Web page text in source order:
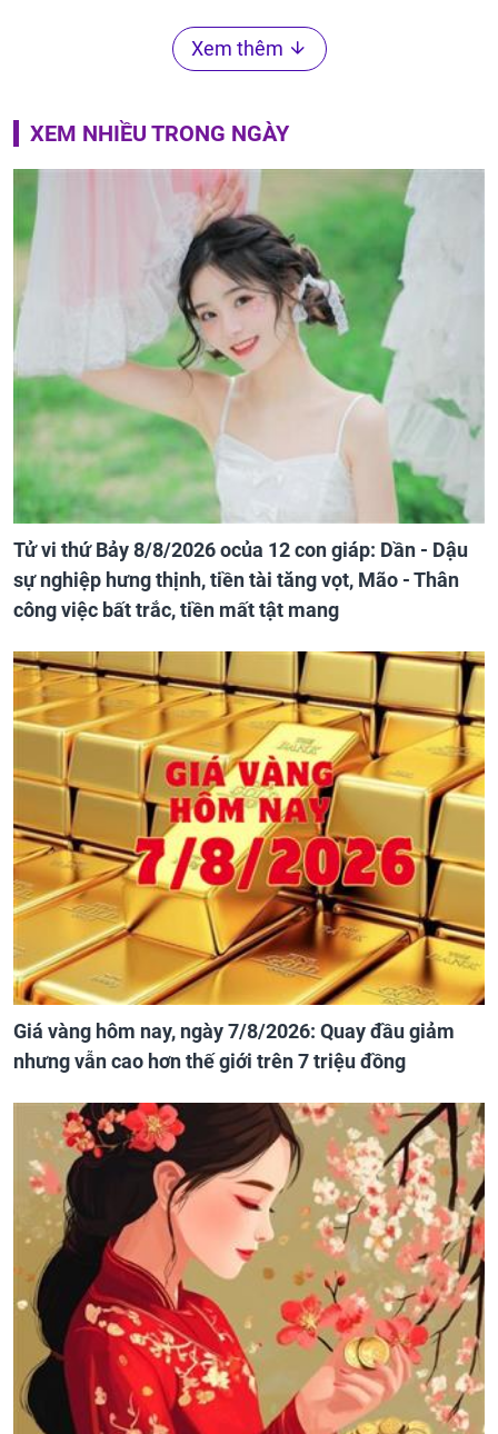
Xem thêm
XEM NHIỀU TRONG NGÀY
Tử vi thứ Bảy 8/8/2026 ocủa 12 con giáp: Dần - Dậu
sự nghiệp hưng thịnh, tiền tài tăng vọt, Mão - Thân
công việc bất trắc, tiền mất tật mang
Giá vàng hôm nay, ngày 7/8/2026: Quay đầu giảm
nhưng vẫn cao hơn thế giới trên 7 triệu đồng